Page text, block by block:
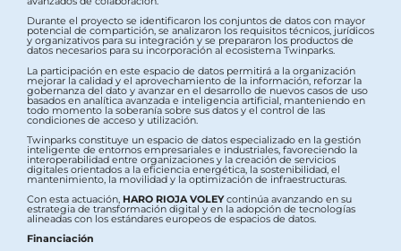
Durante el proyecto se identificaron los conjuntos de datos con mayor
potencial de compartición, se analizaron los requisitos técnicos, jurídicos
y organizativos para su integración y se prepararon los productos de
datos necesarios para su incorporación al ecosistema Twinparks.
La participación en este espacio de datos permitirá a la organización
mejorar la calidad y el aprovechamiento de la información, reforzar la
gobernanza del dato y avanzar en el desarrollo de nuevos casos de uso
basados en analítica avanzada e inteligencia artificial, manteniendo en
todo momento la soberanía sobre sus datos y el control de las
condiciones de acceso y utilización.
Twinparks constituye un espacio de datos especializado en la gestión
inteligente de entornos empresariales e industriales, favoreciendo la
interoperabilidad entre organizaciones y la creación de servicios
digitales orientados a la eficiencia energética, la sostenibilidad, el
mantenimiento, la movilidad y la optimización de infraestructuras.
Con esta actuación, HARO RIOJA VOLEYcontinúa avanzando en su
estrategia de transformación digital y en la adopción de tecnologías
alineadas con los estándares europeos de espacios de datos.
Financiación